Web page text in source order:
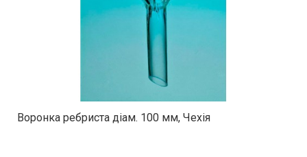
Воронка ребриста діам. 100 мм, Чехія